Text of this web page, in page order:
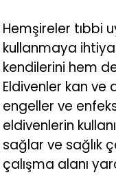
Hemşireler tıbbi
kullanmaya
kendilerini hem
Eldivenler kan ve
engeller ve
eldivenlerin
sağlar ve sağlık
çalışma alanı